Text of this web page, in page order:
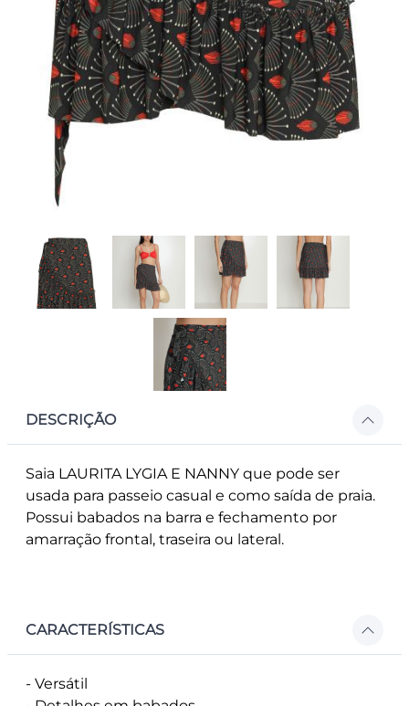
DESCRIÇÃO
Saia LAURITA LYGIA E NANNY que pode ser
usada para passeio casual e como saída de praia.
Possui babados na barra e fechamento por
amarração frontal, traseira ou lateral.
CARACTERÍSTICAS
- Versátil